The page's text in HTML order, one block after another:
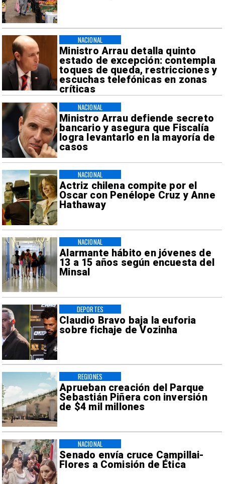
Ministro Arrau detalla quinto
estado de excepción: contempla
toques de queda, restricciones y
escuchas telefónicas en zonas
críticas
NACIONAL
Ministro Arrau defiende secreto
bancario y asegura que Fiscalía
logra levantarlo en la mayoría de
casos
NACIONAL
Actriz chilena compite por el
Oscar con Penélope Cruz y Anne
Hathaway
NACIONAL
Alarmante hábito en jóvenes de
13 a 15 años según encuesta del
Minsal
NACIONAL
Claudio Bravo baja la euforia
sobre fichaje de Vozinha
DEPORTES
Aprueban creación del Parque
Sebastián Piñera con inversión
de $4 mil millones
REGIONES
Senado envía cruce Campillai-
Flores a Comisión de Ética
NACIONAL